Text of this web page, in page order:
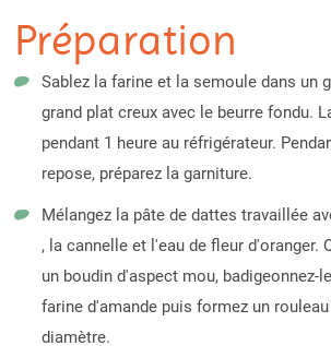
Préparation
Sablez la farine et la semoule dans un
grand plat creux avec le beurre fondu.
pendant 1 heure au réfrigérateur.
repose, préparez la garniture.
Mélangez la pâte de dattes travaillée
, la cannelle et l'eau de fleur d'oranger.
un boudin d'aspect mou, badigeonnez-
farine d'amande puis formez un
diamètre.